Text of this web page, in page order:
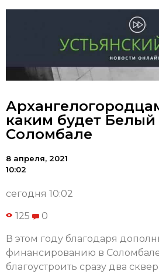
каким будет Белый
Соломбале
8 апреля, 2021
10:02
сегодня 10:02
125 0
В этом году благодаря
финансированию в Соломбале
благоустроить сразу два